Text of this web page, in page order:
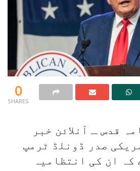
0
SHARES
قدس ـ آنلائن خبر
صدر ڈونلڈ ٹرمپ
کہ ان کی انتظامیہ